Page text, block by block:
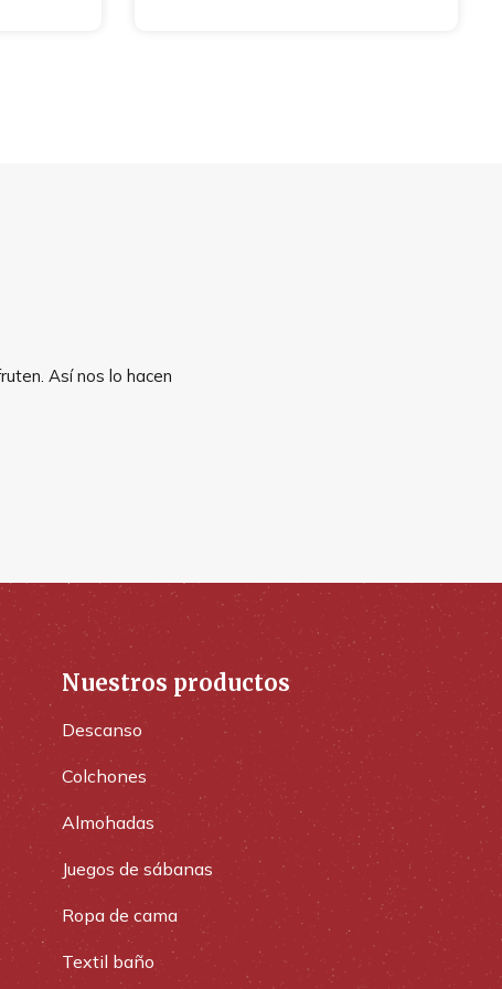
Así nos lo hacen
Nuestros productos
Descanso
Colchones
Almohadas
Juegos de sábanas
Ropa de cama
Textil baño